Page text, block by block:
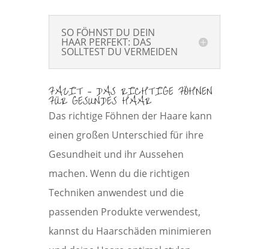
SO FÖHNST DU DEIN
HAAR PERFEKT: DAS
SOLLTEST DU VERMEIDEN
FAZIT – DAS RICHTIGE FÖHNEN
FÜR GESUNDES HAAR
Das richtige Föhnen der Haare kann
einen großen Unterschied für ihre
Gesundheit und ihr Aussehen
machen. Wenn du die richtigen
Techniken anwendest und die
passenden Produkte verwendest,
kannst du Haarschäden minimieren